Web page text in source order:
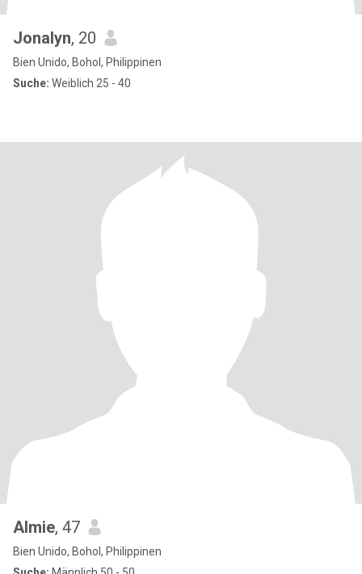
Jonalyn, 20
Bien Unido, Bohol, Philippinen
Suche: Weiblich 25 - 40
Almie, 47
Bien Unido, Bohol, Philippinen